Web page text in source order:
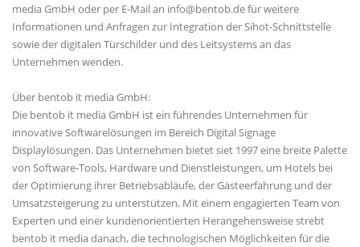
media GmbH oder per E-Mail an info@bentob.de für weitere
Informationen und Anfragen zur Integration der Sihot-Schnittstelle
sowie der digitalen Türschilder und des Leitsystems an das
Unternehmen wenden.
Über bentob it media GmbH:
Die bentob it media GmbH ist ein führendes Unternehmen für
innovative Softwarelösungen im Bereich Digital Signage
Displaylösungen. Das Unternehmen bietet siet 1997 eine breite Palette
von Software-Tools, Hardware und Dienstleistungen, um Hotels bei
der Optimierung ihrer Betriebsabläufe, der Gästeerfahrung und der
Umsatzsteigerung zu unterstützen. Mit einem engagierten Team von
Experten und einer kundenorientierten Herangehensweise strebt
bentob it media danach, die technologischen Möglichkeiten für die